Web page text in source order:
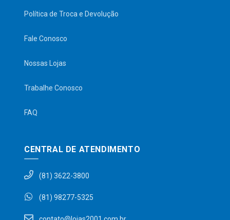
Política de Troca e Devolução
Fale Conosco
Nossas Lojas
Trabalhe Conosco
FAQ
CENTRAL DE ATENDIMENTO
(81) 3622-3800
(81) 98277-5325